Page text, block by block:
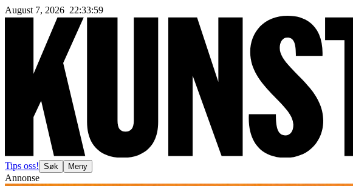
August 7, 2026 22:34:01
Tips oss! Søk Meny
Annonse